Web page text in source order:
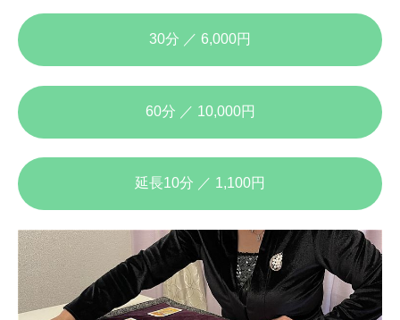
30分 ／ 6,000円
60分 ／ 10,000円
延長10分 ／ 1,100円